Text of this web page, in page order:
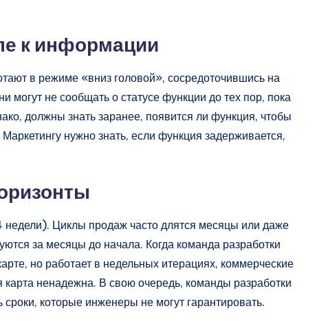
к информации
в режиме «вниз головой», сосредоточившись на
могут не сообщать о статусе функции до тех пор, пока
должны знать заранее, появится ли функция, чтобы
нужно знать, если функция задерживается,
недели). Циклы продаж часто длятся месяцы или даже
за месяцы до начала. Когда команда разработки
но работает в недельных итерациях, коммерческие
карта ненадежна. В свою очередь, команды разработки
которые инженеры не могут гарантировать.